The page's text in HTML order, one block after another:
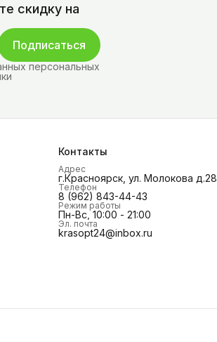
скидку на
Подписаться
персональных
Контакты
Адрес
г.Красноярск, ул. Молокова д.28
Телефон
8 (962) 843-44-43
Режим работы
Пн-Вс, 10:00 - 21:00
Эл. почта
krasopt24@inbox.ru